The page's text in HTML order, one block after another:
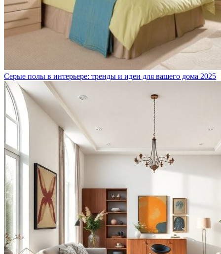
Серые полы в интерьере: тренды и идеи для вашего дома 2025